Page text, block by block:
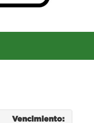
Vencimiento: